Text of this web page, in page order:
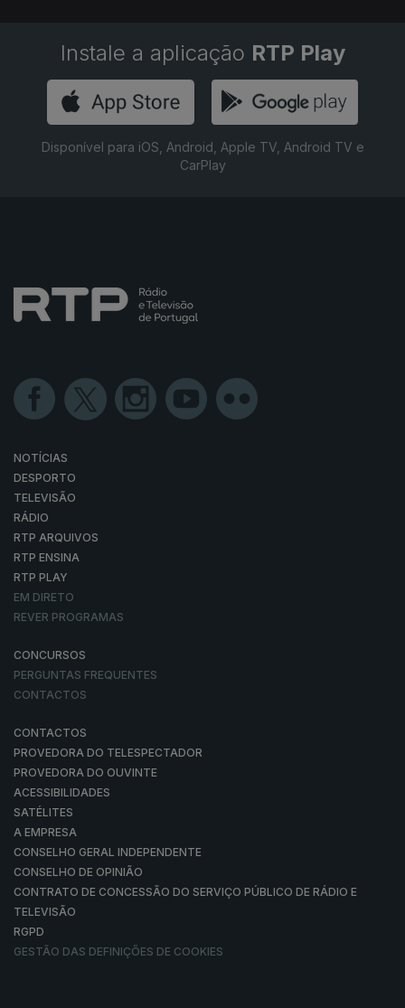
Instale a aplicação RTP Play
Disponível para iOS, Android, Apple TV, Android TV e
CarPlay
NOTÍCIAS
DESPORTO
TELEVISÃO
RÁDIO
RTP ARQUIVOS
RTP ENSINA
RTP PLAY
EM DIRETO
REVER PROGRAMAS
CONCURSOS
PERGUNTAS FREQUENTES
CONTACTOS
CONTACTOS
PROVEDORA DO TELESPECTADOR
PROVEDORA DO OUVINTE
ACESSIBILIDADES
SATÉLITES
A EMPRESA
CONSELHO GERAL INDEPENDENTE
CONSELHO DE OPINIÃO
CONTRATO DE CONCESSÃO DO SERVIÇO PÚBLICO DE RÁDIO E
TELEVISÃO
RGPD
GESTÃO DAS DEFINIÇÕES DE COOKIES